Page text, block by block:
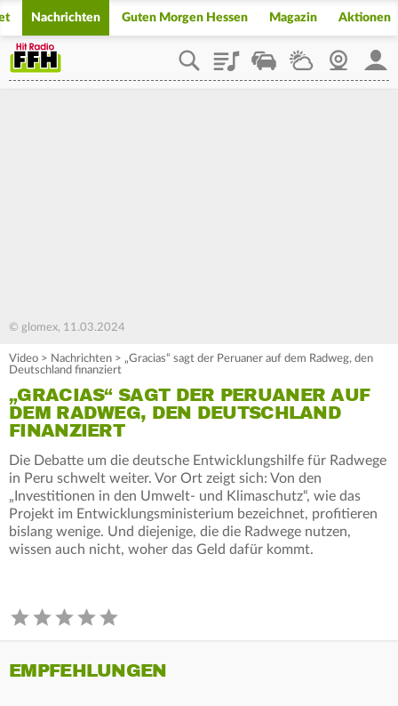
Nachrichten Guten Morgen Hessen Magazin Aktionen
PlaylistStaupilotWetterWebcam
© glomex, 11.03.2024
Video > Nachrichten > „Gracias“ sagt der Peruaner auf dem Radweg, den
Deutschland finanziert
„GRACIAS“ SAGT DER PERUANER AUF
DEM RADWEG, DEN DEUTSCHLAND
FINANZIERT
Die Debatte um die deutsche Entwicklungshilfe für Radwege
in Peru schwelt weiter. Vor Ort zeigt sich: Von den
„Investitionen in den Umwelt- und Klimaschutz“, wie das
Projekt im Entwicklungsministerium bezeichnet, profitieren
bislang wenige. Und diejenige, die die Radwege nutzen,
wissen auch nicht, woher das Geld dafür kommt.
EMPFEHLUNGEN